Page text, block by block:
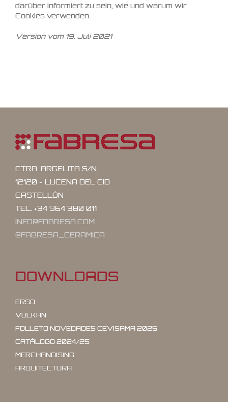
darüber informiert zu sein, wie und warum wir
Cookies verwenden.
Version vom 19. Juli 2021
CTRA. ARGELITA S/N
12120 - LUCENA DEL CID
CASTELLÓN
TEL. +34 964 380 011
INFO@FABRESA.COM
@FABRESA_CERAMICA
DOWNLOADS
ERSO
VULKAN
FOLLETO NOVEDADES CEVISAMA 2025
CATÁLOGO 2024/25
MERCHANDISING
ARQUITECTURA